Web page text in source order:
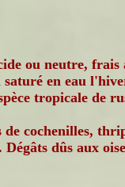
ou neutre, frais
en eau
tropicale de
de cochenilles,
dûs aux